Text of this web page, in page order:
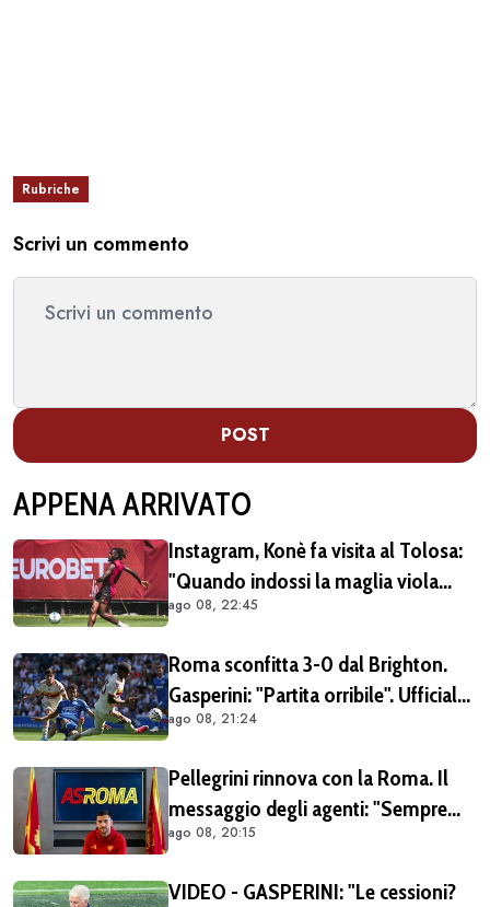
Rubriche
Scrivi un commento
POST
APPENA ARRIVATO
Instagram, Konè fa visita al Tolosa:
"Quando indossi la maglia viola
diventi parte della famiglia. Era
VIDEO)
ago 08, 22:45
Roma sconfitta 3-0 dal Brighton.
Gasperini: "Partita orribile". Ufficiale
il rinnovo di Pellegrini
ago 08, 21:24
Pellegrini rinnova con la Roma. Il
messaggio degli agenti: "Sempre
orgogliosi di essere al tuo fianco"
ago 08, 20:15
VIDEO - GASPERINI: "Le cessioni?